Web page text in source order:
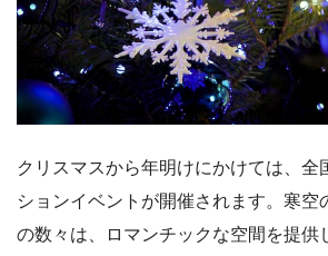
クリスマスから年明けにかけては、全
ションイベントが開催されます。寒空
の数々は、ロマンチックな空間を提供